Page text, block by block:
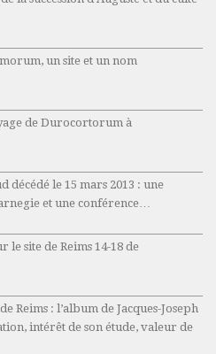
un site et un nom
de Durocortorum à
décédé le 15 mars 2013 : une
et une conférence…
le site de Reims 14-18 de
Reims : l’album de Jacques-Joseph
intérêt de son étude, valeur de